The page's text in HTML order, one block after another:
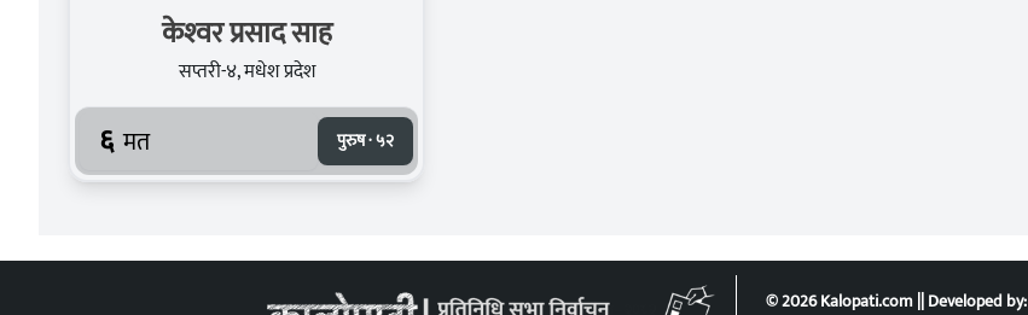
केश्‍वर प्रसाद साह
सप्तरी-४, मधेश प्रदेश
६ मत पुरुष · ५२
© 2026 Kalopati.com || Developed by: